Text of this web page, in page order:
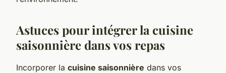
Astuces pour intégrer la cuisine
saisonnière dans vos repas
Incorporer la cuisine saisonnière dans vos